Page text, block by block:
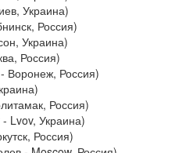
Украина)
Россия)
Украина)
Россия)
Воронеж, Россия)
Россия)
Lvov, Украина)
Россия)